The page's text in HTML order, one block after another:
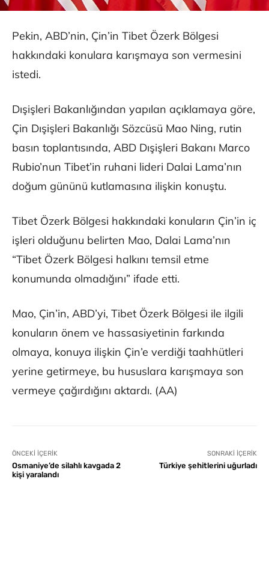
Pekin, ABD’nin, Çin’in Tibet Özerk Bölgesi
hakkındaki konulara karışmaya son vermesini
istedi.
Dışişleri Bakanlığından yapılan açıklamaya göre,
Çin Dışişleri Bakanlığı Sözcüsü Mao Ning, rutin
basın toplantısında, ABD Dışişleri Bakanı Marco
Rubio’nun Tibet’in ruhani lideri Dalai Lama’nın
doğum gününü kutlamasına ilişkin konuştu.
Tibet Özerk Bölgesi hakkındaki konuların Çin’in iç
işleri olduğunu belirten Mao, Dalai Lama’nın
“Tibet Özerk Bölgesi halkını temsil etme
konumunda olmadığını” ifade etti.
Mao, Çin’in, ABD’yi, Tibet Özerk Bölgesi ile ilgili
konuların önem ve hassasiyetinin farkında
olmaya, konuya ilişkin Çin’e verdiği taahhütleri
yerine getirmeye, bu hususlara karışmaya son
vermeye çağırdığını aktardı. (AA)
ÖNCEKI İÇERIK
Osmaniye’de silahlı kavgada 2
kişi yaralandı
SONRAKI İÇERIK
Türkiye şehitlerini uğurladı